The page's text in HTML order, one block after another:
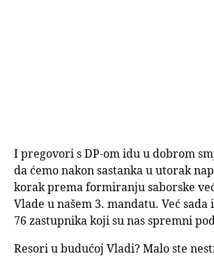
I pregovori s DP-om idu u dobrom
da ćemo nakon sastanka u utorak
korak prema formiranju saborske
Vlade u našem 3. mandatu. Već sada
76 zastupnika koji su nas spremni
Resori u budućoj Vladi? Malo ste